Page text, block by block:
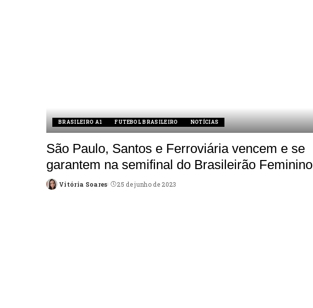
BRASILEIRO A1 FUTEBOL BRASILEIRO NOTÍCIAS
São Paulo, Santos e Ferroviária vencem e se
garantem na semifinal do Brasileirão Feminino
Posted
Vitória Soares 25 de junho de 2023